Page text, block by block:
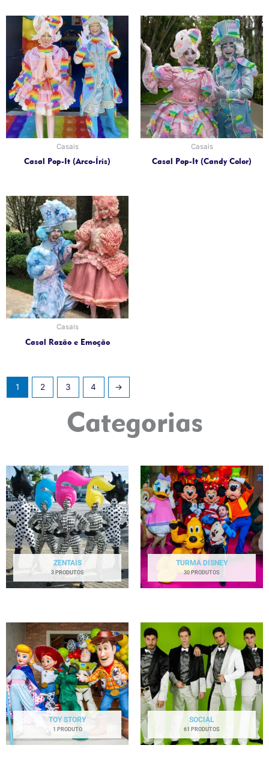
Casais
Casal Pop-It (Arco-Íris)
Casais
Casal Pop-It (Candy Color)
Casais
Casal Razão e Emoção
1 2 3 4 →
Categorias
ZENTAIS
3 PRODUTOS
TURMA DISNEY
30 PRODUTOS
TOY STORY
1 PRODUTO
SOCIAL
61 PRODUTOS